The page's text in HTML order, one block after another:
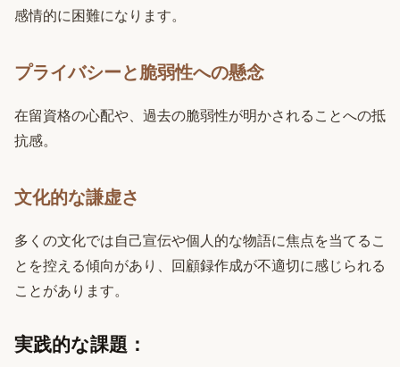
感情的に困難になります。
プライバシーと脆弱性への懸念
在留資格の心配や、過去の脆弱性が明かされることへの抵
抗感。
文化的な謙虚さ
多くの文化では自己宣伝や個人的な物語に焦点を当てるこ
とを控える傾向があり、回顧録作成が不適切に感じられる
ことがあります。
実践的な課題：